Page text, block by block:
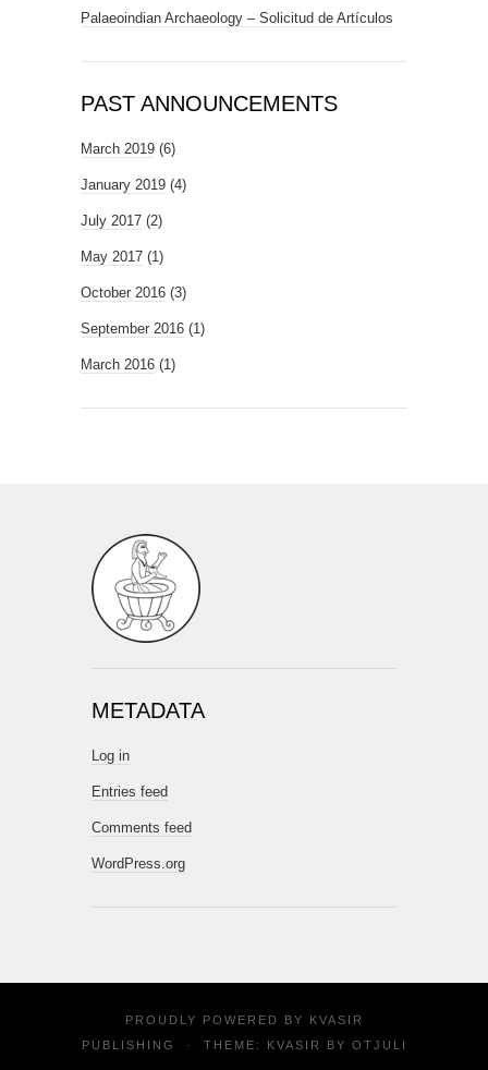
Palaeoindian Archaeology – Solicitud de Artículos
PAST ANNOUNCEMENTS
March 2019 (6)
January 2019 (4)
July 2017 (2)
May 2017 (1)
October 2016 (3)
September 2016 (1)
March 2016 (1)
METADATA
Log in
Entries feed
Comments feed
WordPress.org
PROUDLY POWERED BY
KVASIR
PUBLISHING
· THEME: KVASIR BY OTJULI